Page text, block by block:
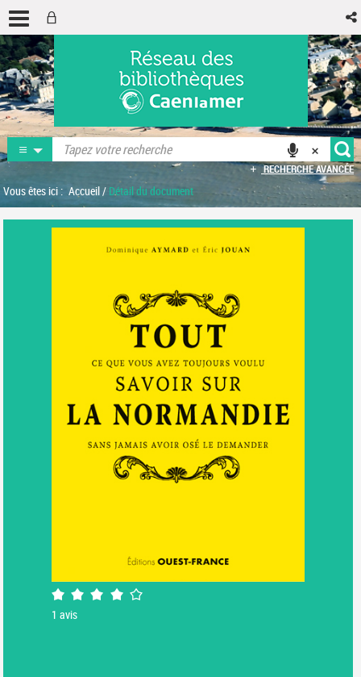
RECHERCHE AVANCÉE
Vous êtes ici : Accueil/ Détail du document
4/5
1 avis